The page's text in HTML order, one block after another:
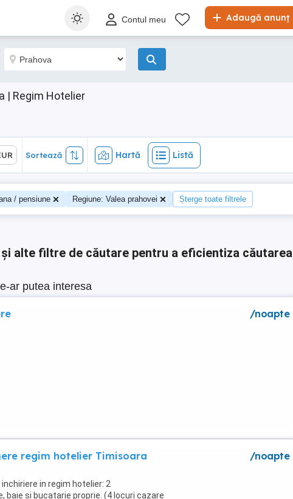
Adaugă anunț
Contul meu
| Regim Hotelier
Hartă Listă
Sortează Hartă Listă
/ pensiune Regiune: Valea prahovei Șterge toate filtrele
alte filtre de căutare pentru a eficientiza căutarea
ar putea interesa
/noapte
regim hotelier Timisoara
in regim hotelier: 2
baie si bucatarie proprie. (4 locuri cazare
/noapte